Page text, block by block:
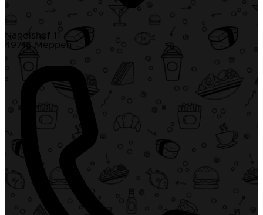
Nagelshof 11
49716 Meppen